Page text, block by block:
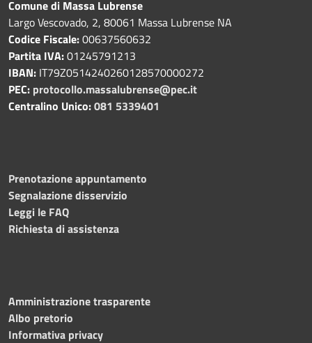
Comune di Massa Lubrense
Largo Vescovado, 2, 80061 Massa Lubrense NA
Codice Fiscale:00637560632
Partita IVA:01245791213
IBAN: IT79Z0514240260128570000272
PEC: protocollo.massalubrense@pec.it
Centralino Unico:081 5339401
Prenotazione appuntamento
Segnalazione disservizio
Leggi le FAQ
Richiesta di assistenza
Amministrazione trasparente
Albo pretorio
Informativa privacy